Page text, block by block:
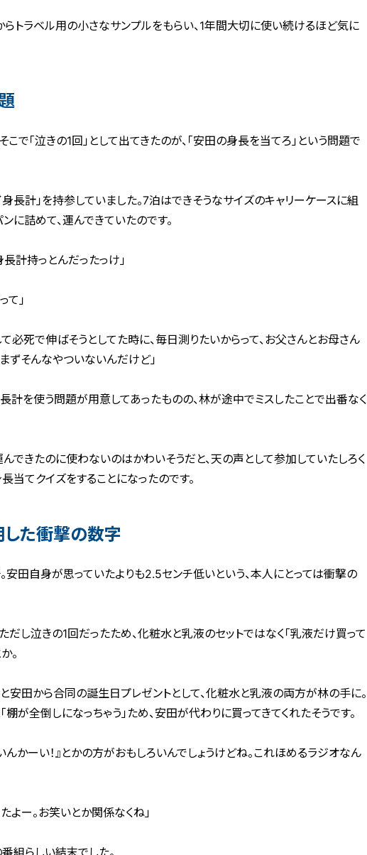
トラベル用の小さなサンプルをもらい、1年間大切に使い続けるほど気に
こで「泣きの1回」として出てきたのが、「安田の身長を当てろ」という問題で
長計」を持参していました。7泊はできそうなサイズのキャリーケースに組
に詰めて、運んできていたのです。
計持っとんだったっけ」
て」
必死で伸ばそうとしてた時に、毎日測りたいからって、お父さんとお母さん
ずそんなやついないんだけど」
計を使う問題が用意してあったものの、林が途中でミスしたことで出番なく
できたのに使わないのはかわいそうだと、天の声として参加していたしろく
当てクイズをすることになったのです。
た衝撃の数字
安田自身が思っていたよりも2.5センチ低いという、本人にとっては衝撃の
だし泣きの1回だったため、化粧水と乳液のセットではなく「乳液だけ買って
。
安田から合同の誕生日プレゼントとして、化粧水と乳液の両方が林の手に。
棚が全倒しになっちゃう」ため、安田が代わりに買ってきてくれたそうです。
んかーい！』とかの方がおもしろいんでしょうけどね。これほめるラジオなん
よー。お笑いとか関係なくね」
組らしい結末でした。